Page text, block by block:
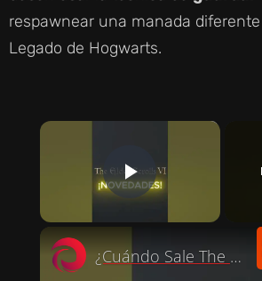
respawnear una manada
Legado de Hogwarts.
×
PLAY
¿Cuándo Sale The Elder Scrolls 6? Todd Howard Revela Nueva Info